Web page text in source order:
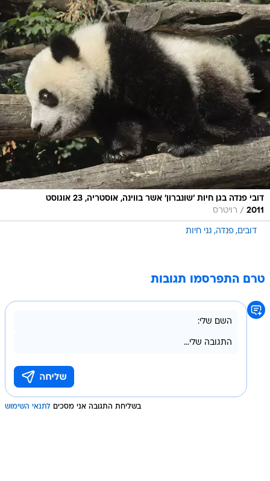
דובי פנדה בגן חיות 'שונברון' אשר בווינה, אוסטריה, 23 אוגוסט
2011
/ רויטרס
דובים פנדה גני חיות
טרם התפרסמו תגובות
בשליחת התגובה אני מסכים לתנאי השימוש